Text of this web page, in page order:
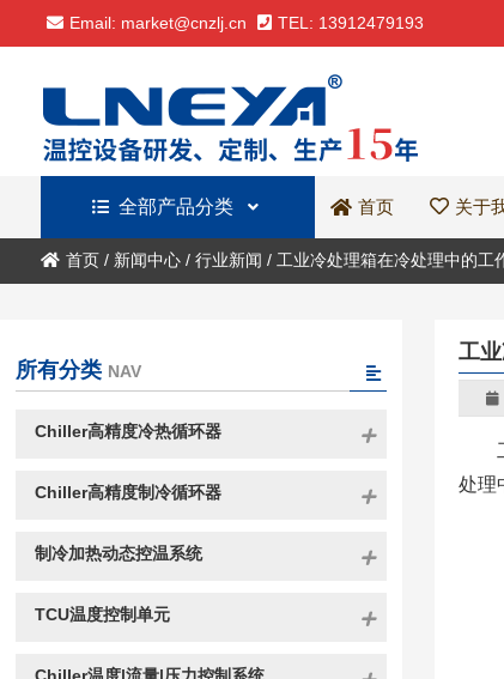
Email: market@cnzlj.cn TEL: 13912479193
全部产品分类 首页 关于
首页/ 新闻中心/ 行业新闻 / 工业冷处理箱在冷处理中的工
工
处理
所有分类 NAV
Chiller高精度冷热循环器
Chiller高精度制冷循环器
制冷加热动态控温系统
TCU温度控制单元